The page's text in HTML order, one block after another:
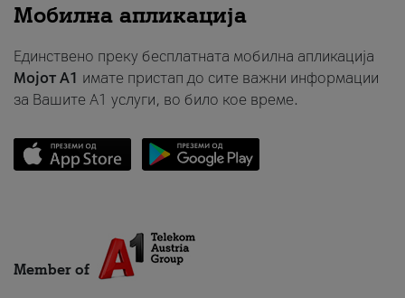
Мобилна апликација
Единствено преку бесплатната мобилна апликација
Мојот A1 имате пристап до сите важни информации
за Вашите A1 услуги, во било кое време.
Member of